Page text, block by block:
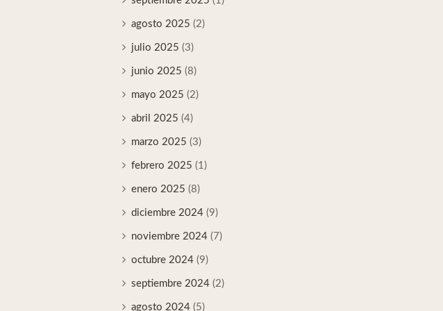
agosto 2025 (2)
julio 2025 (3)
junio 2025 (8)
mayo 2025 (2)
abril 2025 (4)
marzo 2025 (3)
febrero 2025 (1)
enero 2025 (8)
diciembre 2024 (9)
noviembre 2024 (7)
octubre 2024 (9)
septiembre 2024 (2)
agosto 2024 (5)